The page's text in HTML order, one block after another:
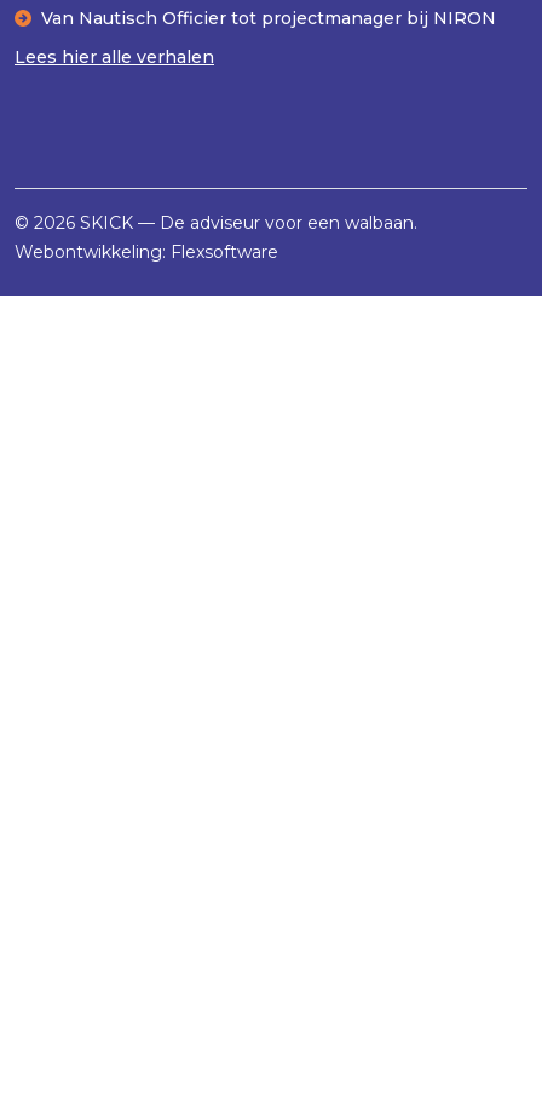
Van Nautisch Officier tot projectmanager bij NIRON
Lees hier alle verhalen
© 2026 SKICK — De adviseur voor een walbaan.
Webontwikkeling: Flexsoftware